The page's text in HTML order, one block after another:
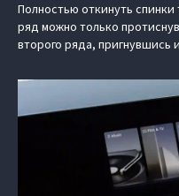
Полностью откинуть
ряд можно только
второго ряда, пригнувшись